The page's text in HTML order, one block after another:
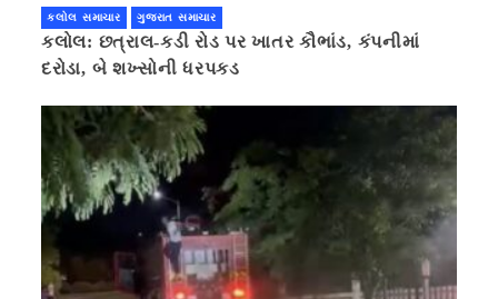
કલોલ સમાચાર ગુજરાત સમાચાર
કલોલ: છત્રાલ-કડી રોડ પર ખાતર કૌભાંડ, કંપનીમાં
દરોડા, બે શખ્સોની ધરપકડ